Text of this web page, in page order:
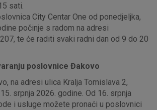
sati.
City Centar One od ponedjeljka,
počinje s radom na adresi
te će raditi svaki radni dan od 9 do 20
poslovnice Đakovo
na adresi ulica Kralja Tomislava 2,
srpnja 2026. godine. Od 16. srpnja
i usluge možete pronaći u poslovnici